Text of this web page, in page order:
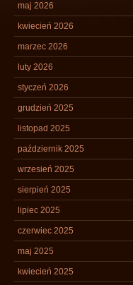
maj 2026
kwiecień 2026
marzec 2026
luty 2026
styczeń 2026
grudzień 2025
listopad 2025
październik 2025
wrzesień 2025
sierpień 2025
lipiec 2025
czerwiec 2025
maj 2025
kwiecień 2025